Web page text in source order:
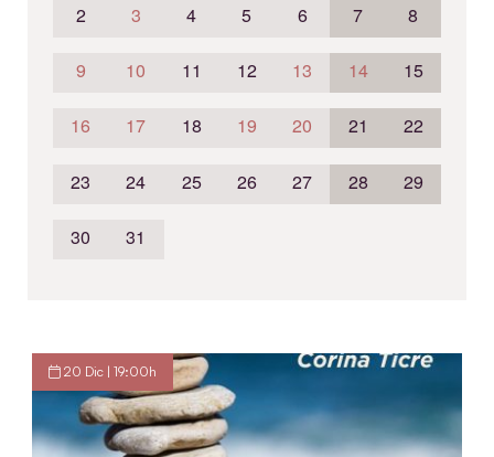
2 3 4 5 6 7 8
9 10 11 12 13 14 15
16 17 18 19 20 21 22
23 24 25 26 27 28 29
30 31
20 Dic | 19:00h